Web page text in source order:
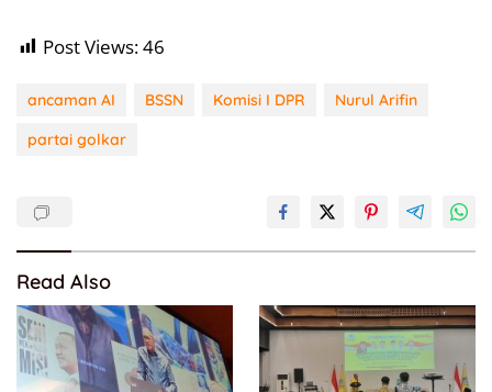
Post Views:46
ancaman AI BSSN Komisi I DPR
Nurul Arifin
partai golkar
Read Also